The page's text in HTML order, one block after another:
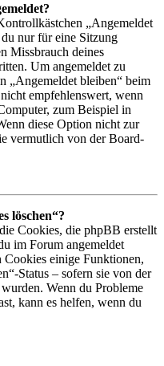
„Angemeldet
nur für eine Sitzung
Missbrauch deines
Um angemeldet zu
„Angemeldet bleiben“ beim
empfehlenswert, wenn
zum Beispiel in
diese Option nicht zur
vermutlich von der Board-
löschen“?
Cookies, die phpBB erstellt
im Forum angemeldet
einige Funktionen,
Status – sofern sie von der
Wenn du Probleme
kann es helfen, wenn du